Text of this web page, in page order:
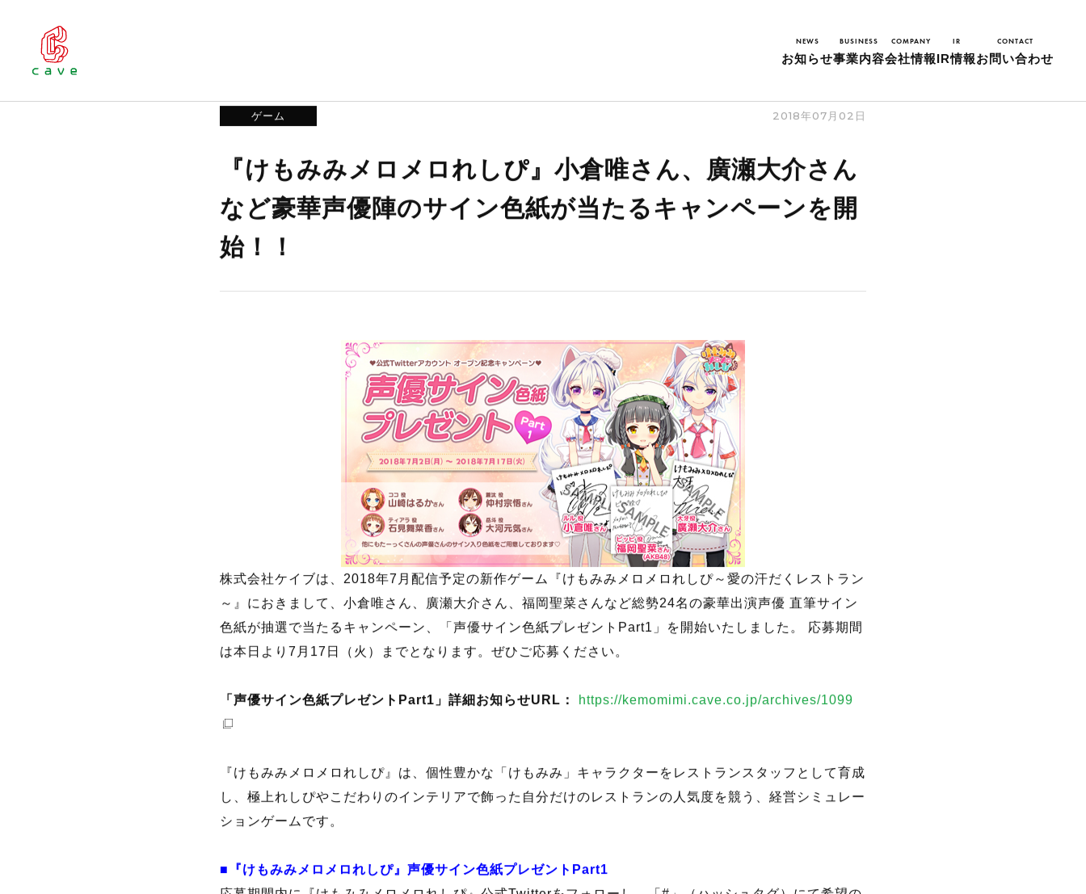
NEWS
お知らせ
BUSINESS
事業内容
COMPANY
会社情報
IR
IR情報
CONTACT
お問い合わせ
ゲーム 2018年07月02日
『けもみみメロメロれしぴ』小倉唯さん、廣瀬大介さん
など豪華声優陣のサイン色紙が当たるキャンペーンを開
始！！
株式会社ケイブは、2018年7月配信予定の新作ゲーム『けもみみメロメロれしぴ～愛の汗だくレストラン
～』におきまして、小倉唯さん、廣瀬大介さん、福岡聖菜さんなど総勢24名の豪華出演声優 直筆サイン
は本日より7月17日（火）までとなります。ぜひご応募ください。
『けもみみメロメロれしぴ』は、個性豊かな「けもみみ」キャラクターをレストランスタッフとして育成
ションゲームです。